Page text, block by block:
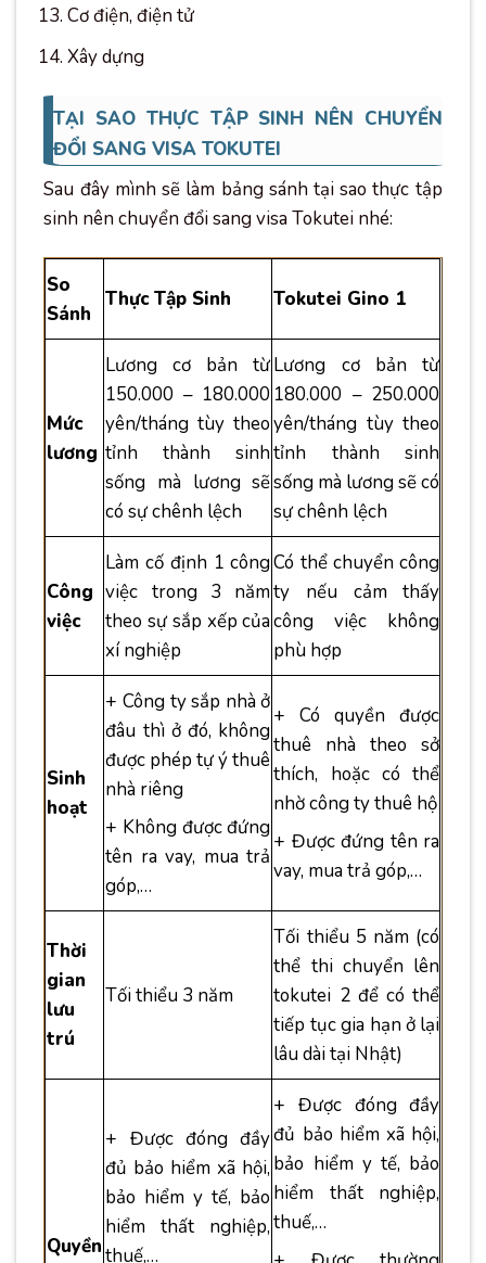
Cơ điện, điện tử
Xây dựng
TẠI SAO THỰC TẬP SINH NÊN CHUYỂN
ĐỔI SANG VISA TOKUTEI
Sau đây mình sẽ làm bảng sánh tại sao thực tập
sinh nên chuyển đổi sang visa Tokutei nhé:
So
Sánh
Thực Tập Sinh Tokutei Gino 1
Mức
lương
Lương cơ bản từ
150.000 – 180.000
yên/tháng tùy theo
tỉnh thành sinh
sống mà lương sẽ
có sự chênh lệch
Lương cơ bản từ
180.000 – 250.000
yên/tháng tùy theo
tỉnh thành sinh
sống mà lương sẽ có
sự chênh lệch
Công
việc
Làm cố định 1 công
việc trong 3 năm
theo sự sắp xếp của
xí nghiệp
Có thể chuyển công
ty nếu cảm thấy
công việc không
phù hợp
Sinh
hoạt
+ Công ty sắp nhà ở
đâu thì ở đó, không
được phép tự ý thuê
nhà riêng
+ Không được đứng
tên ra vay, mua trả
góp,…
+ Có quyền được
thuê nhà theo sở
thích, hoặc có thể
nhờ công ty thuê hộ
+ Được đứng tên ra
vay, mua trả góp,…
Thời
gian
lưu
trú
Tối thiểu 3 năm
Tối thiểu 5 năm (có
thể thi chuyển lên
tokutei 2 để có thể
tiếp tục gia hạn ở lại
lâu dài tại Nhật)
Quyền
+ Được đóng đầy
đủ bảo hiểm xã hội,
bảo hiểm y tế, bảo
hiểm thất nghiệp,
thuế,…
+ Được đóng đầy
đủ bảo hiểm xã hội,
bảo hiểm y tế, bảo
hiểm thất nghiệp,
thuế,…